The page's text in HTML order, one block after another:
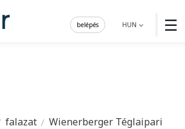
☰
HUN
belépés
falazat
Wienerberger Téglaipari